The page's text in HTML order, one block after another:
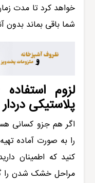
خواهد کرد تا مدت
شما باقی بماند
لزوم
پلاستیکی دردار
اگر هم جزو کسانی
را به صورت آماده
کنید که اطمینان
مراحل خشک شدن را